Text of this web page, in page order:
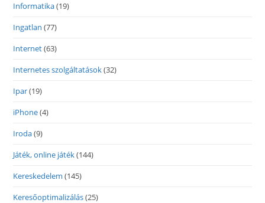
Informatika(19)
Ingatlan (77)
Internet(63)
Internetes szolgáltatások(32)
Ipar(19)
iPhone(4)
Iroda(9)
Játék, online játék(144)
Kereskedelem (145)
Keresőoptimalizálás(25)